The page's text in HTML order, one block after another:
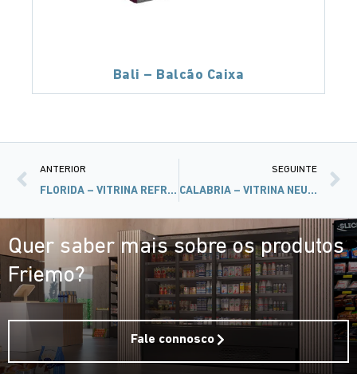
Bali – Balcão Caixa
ANTERIOR
FLORIDA – VITRINA REFRIGERADA
SEGUINTE
CALABRIA – VITRINA NEUTRA E NEUTRA GRAB & GO
Quer saber mais sobre os produtos
Friemo?
Fale connosco